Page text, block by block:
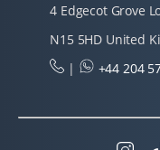
4 Edgecot Grove
N15 5HD United
|
+44 204